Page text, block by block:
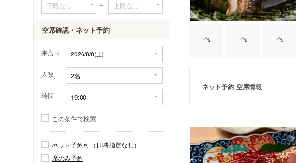
～
空席確認・ネット予約
来店日
人数
時間
この条件で検索
ネット予約可（日時指定なし）
席のみ予約
ネット予約 空席情報